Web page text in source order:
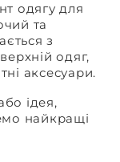
одягу для
та
з
одяг,
аксесуари.
ідея,
найкращі